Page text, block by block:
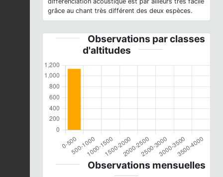
grâce au chant très différent des deux espèces.
Observations par classes
d'altitudes
Observations mensuelles